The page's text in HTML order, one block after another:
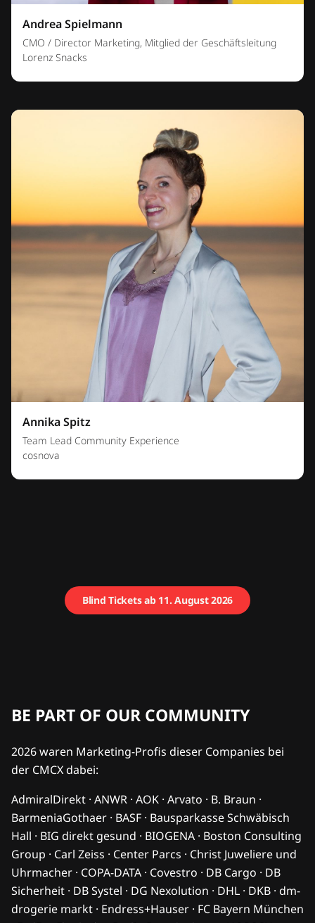
Andrea Spielmann
CMO / Director Marketing, Mitglied der Geschäftsleitung
Lorenz Snacks
Annika Spitz
Team Lead Community Experience
cosnova
Blind Tickets ab 11. August 2026
BE PART OF OUR COMMUNITY
2026 waren Marketing-Profis dieser Companies bei
der CMCX dabei:
AdmiralDirekt · ANWR · AOK · Arvato · B. Braun ·
BarmeniaGothaer · BASF · Bausparkasse Schwäbisch
Hall · BIG direkt gesund · BIOGENA · Boston Consulting
Group · Carl Zeiss · Center Parcs · Christ Juweliere und
Uhrmacher · COPA-DATA · Covestro · DB Cargo · DB
Sicherheit · DB Systel · DG Nexolution · DHL · DKB · dm-
drogerie markt · Endress+Hauser · FC Bayern München